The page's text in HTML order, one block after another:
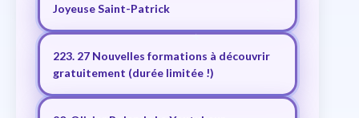
Joyeuse Saint-Patrick
223. 27 Nouvelles formations à découvrir
gratuitement (durée limitée !)